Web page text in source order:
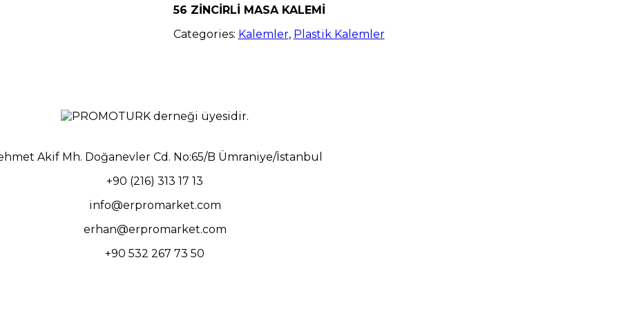
56 ZİNCİRLİ MASA KALEMİ
Categories: Kalemler, Plastik Kalemler
Akif Mh. Doğanevler Cd. No:65/B Ümraniye/İstanbul
+90 (216) 313 17 13
info@erpromarket.com
erhan@erpromarket.com
+90 532 267 73 50